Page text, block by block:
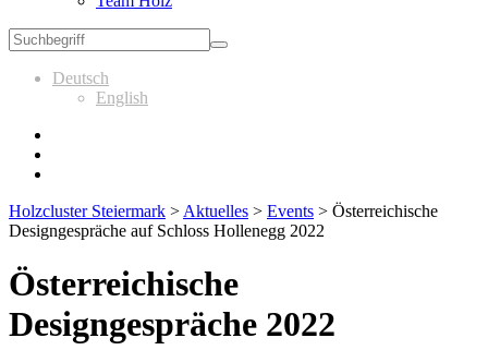
Deutsch
English
Holzcluster Steiermark > Aktuelles > Events > Österreichische
Designgespräche auf Schloss Hollenegg 2022
Österreichische
Designgespräche 2022